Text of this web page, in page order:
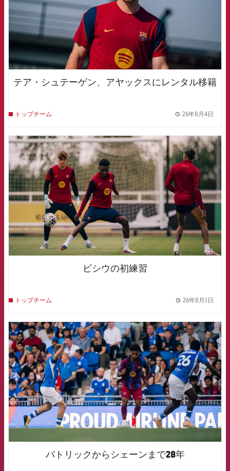
テア・シュテーゲン、アヤックスにレンタル移籍
トップチーム 26年8月4日
FCB Barcelona badge
ビシウの初練習
トップチーム 26年8月1日
FCB Barcelona badge
パトリックからシェーンまで28年